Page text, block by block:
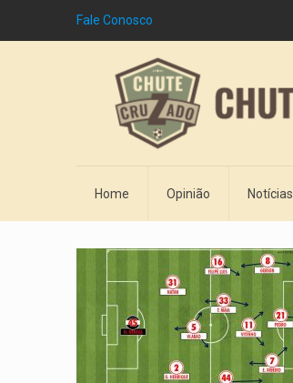
Fale Conosco
Home Opinião Notícias